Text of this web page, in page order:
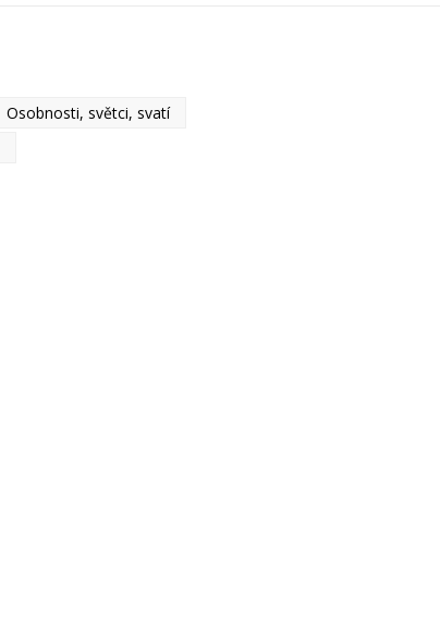
Osobnosti, světci, svatí